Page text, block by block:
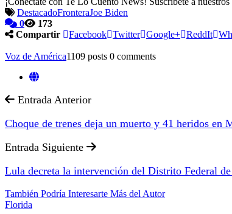
DestacadoFronteraJoe Biden
0
173
Compartir
Facebook Twitter Google+ ReddIt
Voz de América1109 posts 0 comments
Entrada Anterior
Choque de trenes deja un muerto y 41 heridos en
Entrada Siguiente
Lula decreta la intervención del Distrito Federal
También Podría Interesarte Más del Autor
Florida